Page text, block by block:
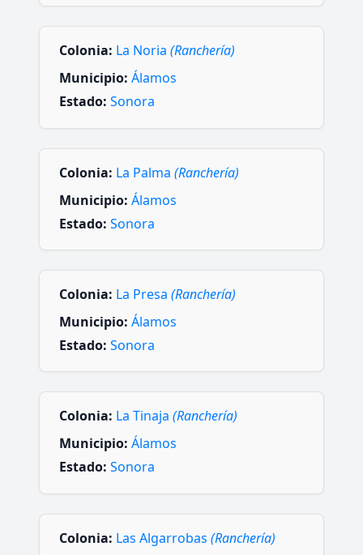
Colonia: La Noria (Ranchería)
Municipio: Álamos
Estado: Sonora
Colonia: La Palma (Ranchería)
Municipio: Álamos
Estado: Sonora
Colonia: La Presa (Ranchería)
Municipio: Álamos
Estado: Sonora
Colonia: La Tinaja (Ranchería)
Municipio: Álamos
Estado: Sonora
Colonia: Las Algarrobas (Ranchería)